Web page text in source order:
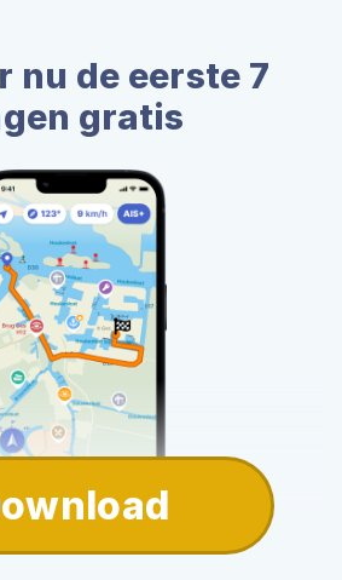
nu de eerste 7
gratis